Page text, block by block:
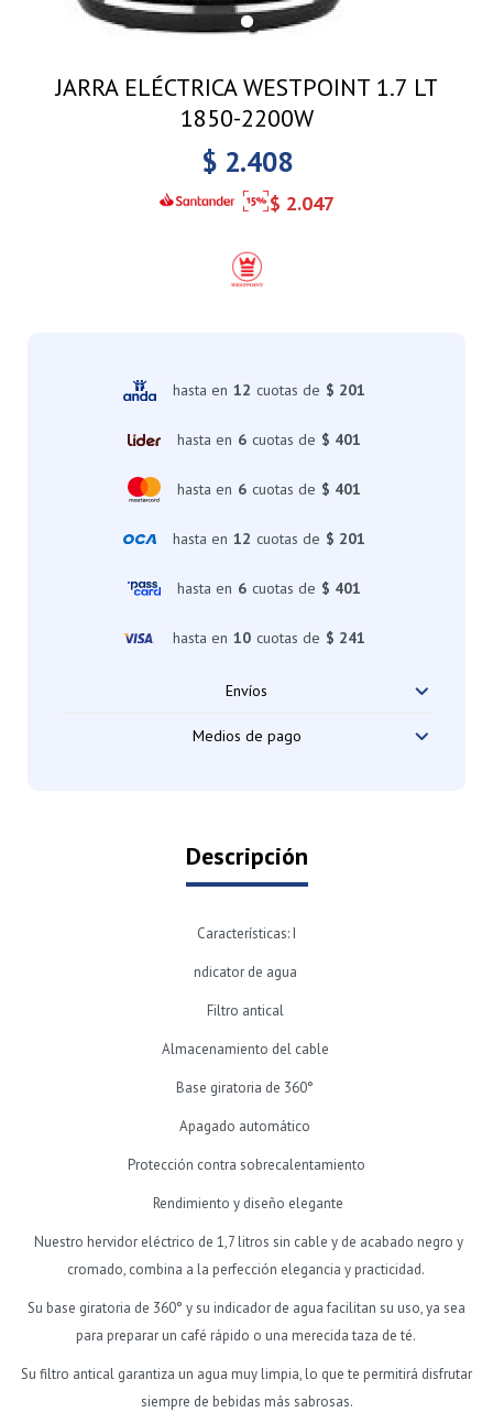
JARRA ELÉCTRICA WESTPOINT 1.7 LT
1850-2200W
$ 2.408
$ 2.047
hasta en 12 cuotas de $ 201
hasta en 6 cuotas de $ 401
hasta en 6 cuotas de $ 401
hasta en 12 cuotas de $ 201
hasta en 6 cuotas de $ 401
hasta en 10 cuotas de $ 241
Envíos
Medios de pago
Descripción
Características: I
ndicator de agua
Filtro antical
Almacenamiento del cable
Base giratoria de 360°
Apagado automático
Protección contra sobrecalentamiento
Rendimiento y diseño elegante
Nuestro hervidor eléctrico de 1,7 litros sin cable y de acabado negro y
cromado, combina a la perfección elegancia y practicidad.
Su base giratoria de 360° y su indicador de agua facilitan su uso, ya sea
para preparar un café rápido o una merecida taza de té.
Su filtro antical garantiza un agua muy limpia, lo que te permitirá disfrutar
siempre de bebidas más sabrosas.